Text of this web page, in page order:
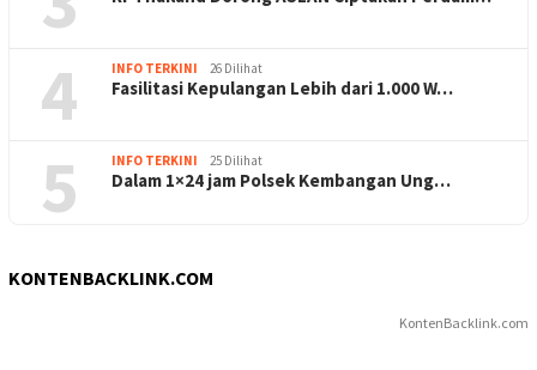
4 INFO TERKINI 26 Dilihat
Fasilitasi Kepulangan Lebih dari 1.000 W…
5 INFO TERKINI 25 Dilihat
Dalam 1×24 jam Polsek Kembangan Ung…
KONTENBACKLINK.COM
KontenBacklink.com